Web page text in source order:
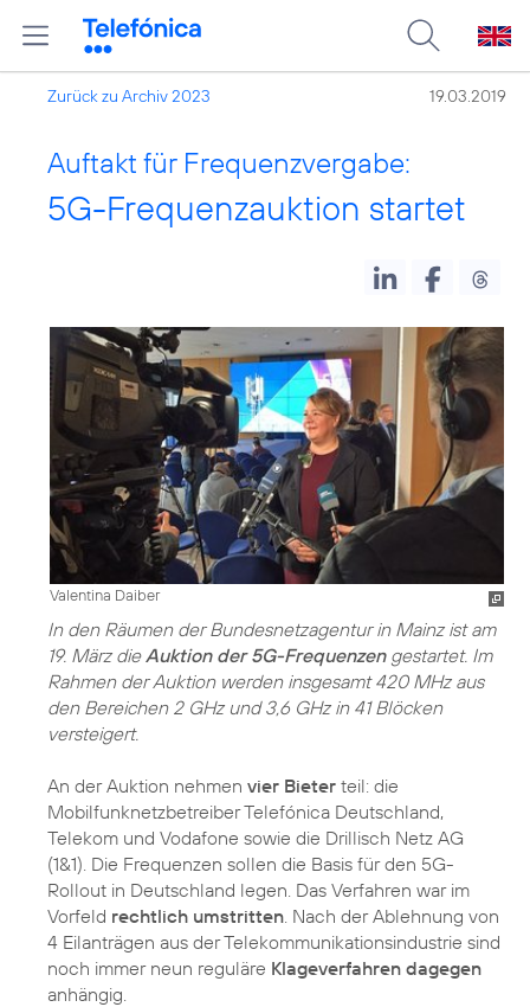
Zurück zu Archiv 2023 19.03.2019
Auftakt für Frequenzvergabe:
5G-Frequenzauktion startet
Valentina Daiber
In den Räumen der Bundesnetzagentur in Mainz ist am
19. März dieAuktion der 5G-Frequenzengestartet. Im
Rahmen der Auktion werden insgesamt 420 MHz aus
den Bereichen 2 GHz und 3,6 GHz in 41 Blöcken
versteigert.
An der Auktion nehmen vier Bieter teil: die
Mobilfunknetzbetreiber Telefónica Deutschland,
Telekom und Vodafone sowie die Drillisch Netz AG
(1&1). Die Frequenzen sollen die Basis für den 5G-
Rollout in Deutschland legen. Das Verfahren war im
Vorfeld rechtlich umstritten . Nach der Ablehnung von
4 Eilanträgen aus der Telekommunikationsindustrie sind
noch immer neun reguläre Klageverfahren dagegen
anhängig.